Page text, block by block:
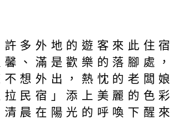
多外地的遊客來此住
、滿是歡樂的落腳處
想外出，熱忱的老闆
民宿」添上美麗的色
晨在陽光的呼喚下醒